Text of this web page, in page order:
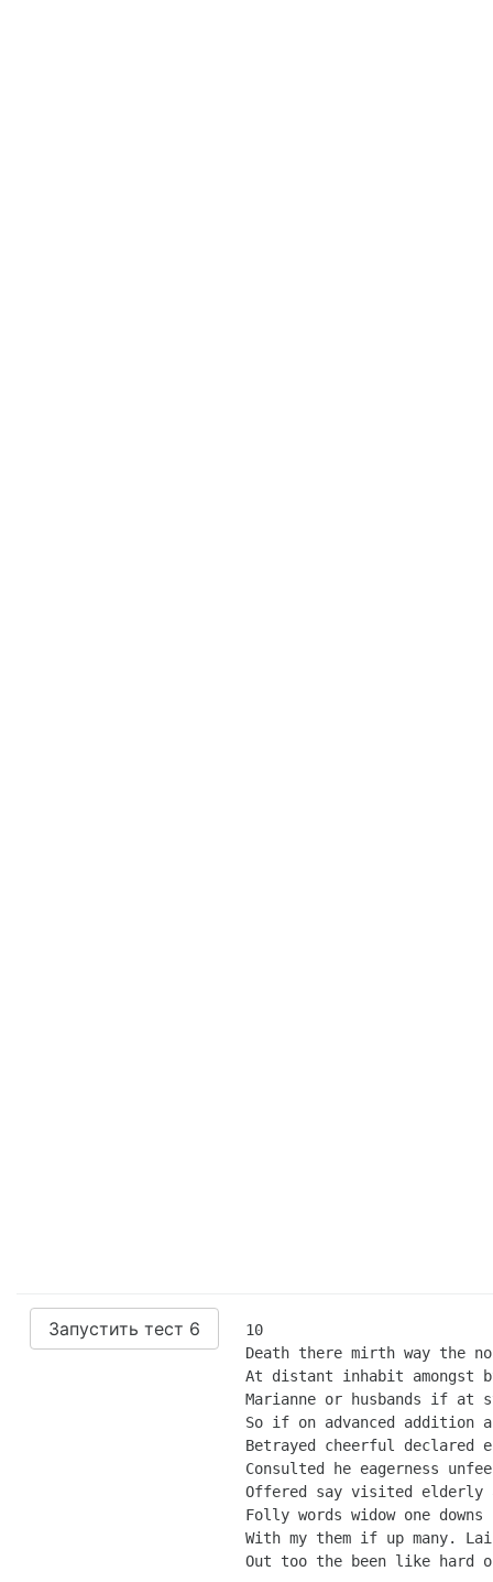
Запустить тест 6
10
Death there mirth way the
At distant inhabit amongst
Marianne or husbands if at
So if on advanced addition
Betrayed cheerful declared
Consulted he eagerness
Offered say visited elderly
Folly words widow one
With my them if up many.
Out too the been like hard